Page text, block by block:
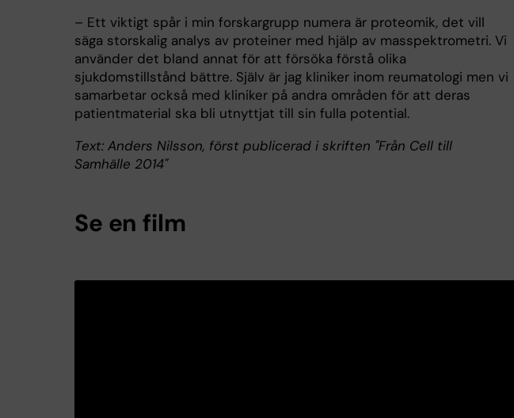
– Ett viktigt spår i min forskargrupp numera är proteomik, det vill
säga storskalig analys av proteiner med hjälp av masspektro­metri. Vi
använder det bland annat för att försöka förstå olika
sjukdomstillstånd bättre. Själv är jag kliniker inom reumatologi men vi
samarbetar också med kliniker på andra områden för att deras
patientmaterial ska bli utnyttjat till sin fulla potential.
Text: Anders Nilsson, först publicerad i skriften "Från Cell till
Samhälle 2014"
Se en film